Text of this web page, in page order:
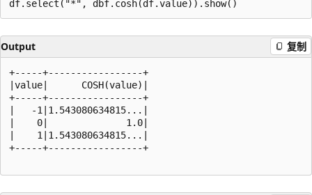
Output 复制
+-----+-----------------+
|value|      COSH(value)|
+-----+-----------------+
|   -1|1.543080634815...|
|    0|              1.0|
|    1|1.543080634815...|
+-----+-----------------+